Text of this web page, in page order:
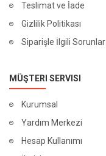
Teslimat ve İade
Gizlilik Politikası
Siparişle İlgili Sorunlar
MÜŞTERI SERVISI
Kurumsal
Yardım Merkezi
Hesap Kullanımı